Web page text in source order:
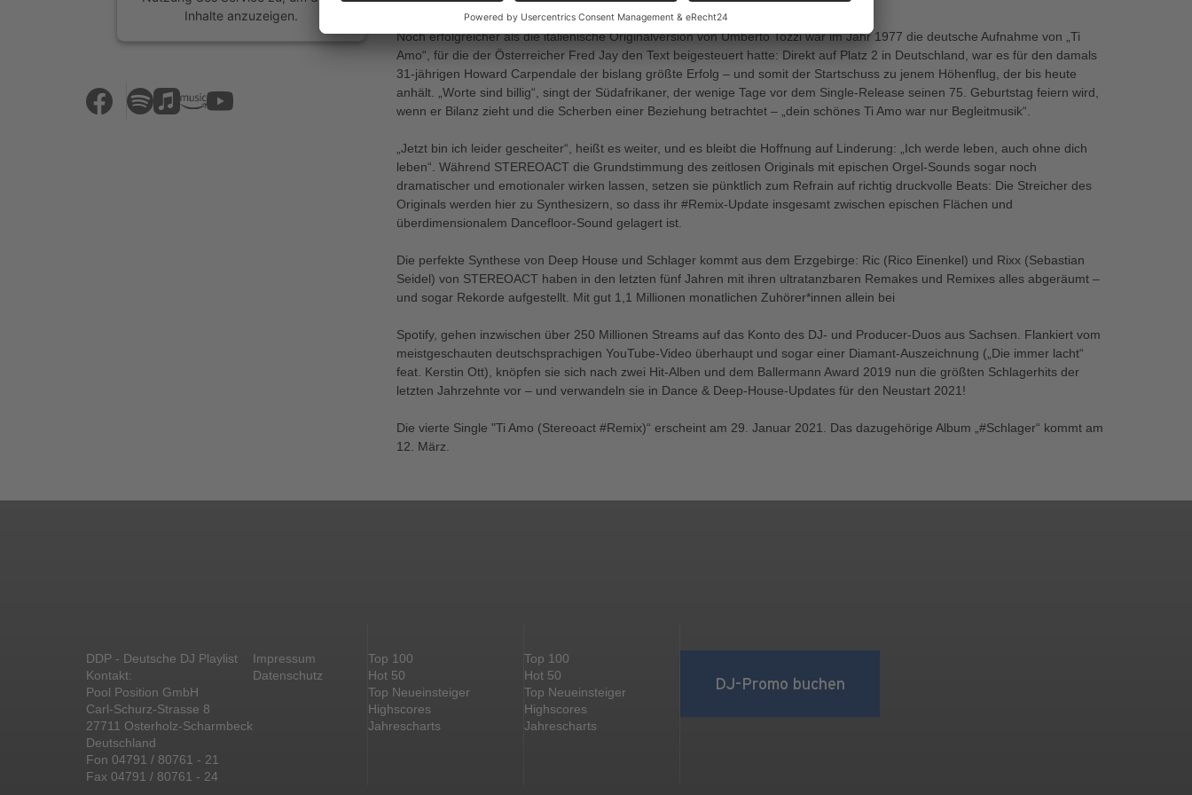
Inhalte anzuzeigen.
Akzeptieren
Noch erfolgreicher als die italienische Originalversion von Umberto Tozzi war im Jahr 1977 die deutsche Aufnahme von „Ti
Amo“, für die der Österreicher Fred Jay den Text beigesteuert hatte: Direkt auf Platz 2 in Deutschland, war es für den damals
31-jährigen Howard Carpendale der bislang größte Erfolg – und somit der Startschuss zu jenem Höhenflug, der bis heute
anhält. „Worte sind billig“, singt der Südafrikaner, der wenige Tage vor dem Single-Release seinen 75. Geburtstag feiern wird,
wenn er Bilanz zieht und die Scherben einer Beziehung betrachtet – „dein schönes Ti Amo war nur Begleitmusik“.
„Jetzt bin ich leider gescheiter“, heißt es weiter, und es bleibt die Hoffnung auf Linderung: „Ich werde leben, auch ohne dich
leben“. Während STEREOACT die Grundstimmung des zeitlosen Originals mit epischen Orgel-Sounds sogar noch
dramatischer und emotionaler wirken lassen, setzen sie pünktlich zum Refrain auf richtig druckvolle Beats: Die Streicher des
Originals werden hier zu Synthesizern, so dass ihr #Remix-Update insgesamt zwischen epischen Flächen und
überdimensionalem Dancefloor-Sound gelagert ist.
Die perfekte Synthese von Deep House und Schlager kommt aus dem Erzgebirge: Ric (Rico Einenkel) und Rixx (Sebastian
Seidel) von STEREOACT haben in den letzten fünf Jahren mit ihren ultratanzbaren Remakes und Remixes alles abgeräumt –
und sogar Rekorde aufgestellt. Mit gut 1,1 Millionen monatlichen Zuhörer*innen allein bei
Spotify, gehen inzwischen über 250 Millionen Streams auf das Konto des DJ- und Producer-Duos aus Sachsen. Flankiert vom
meistgeschauten deutschsprachigen YouTube-Video überhaupt und sogar einer Diamant-Auszeichnung („Die immer lacht“
feat. Kerstin Ott), knöpfen sie sich nach zwei Hit-Alben und dem Ballermann Award 2019 nun die größten Schlagerhits der
letzten Jahrzehnte vor – und verwandeln sie in Dance & Deep-House-Updates für den Neustart 2021!
Die vierte Single "Ti Amo (Stereoact #Remix)“ erscheint am 29. Januar 2021. Das dazugehörige Album „#Schlager“ kommt am
12. März.
DDP - Deutsche DJ Playlist
Kontakt:
Pool Position GmbH
Carl-Schurz-Strasse 8
27711 Osterholz-Scharmbeck
Deutschland
Fon 04791 / 80761 - 21
Fax 04791 / 80761 - 24
Impressum
Datenschutz
Top 100
Hot 50
Top Neueinsteiger
Highscores
Jahrescharts
Top 100
Hot 50
Top Neueinsteiger
Highscores
Jahrescharts
DJ-Promo buchen